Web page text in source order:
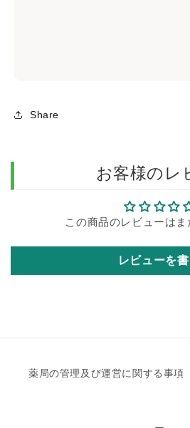
Share
お客様のレ
この商品のレビューは
レビューを書
薬局の管理及び運営に関する事項